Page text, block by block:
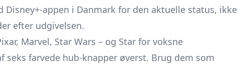
appen i Danmark for den aktuelle status, ikke
efter udgivelsen.
Marvel, Star Wars – og Star for voksne
seks farvede hub-knapper øverst. Brug dem som